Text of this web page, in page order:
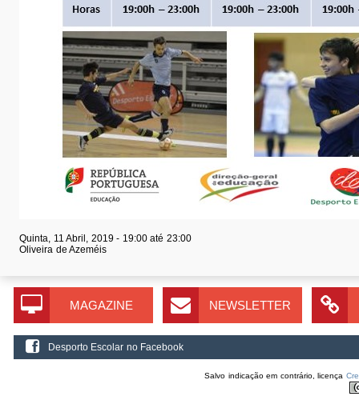
Quinta, 11 Abril, 2019 - 19:00até 23:00
Oliveira de Azeméis
MAGAZINE NEWSLETTER
Desporto Escolar no Facebook
Salvo indicação em contrário, licença